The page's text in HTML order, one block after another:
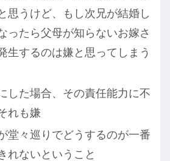
思うけど、もし次兄が結婚し
ったら父母が知らないお嫁さ
生するのは嫌と思ってしまう
した場合、その責任能力に不
れも嫌
堂々巡りでどうするのが一番
れないということ